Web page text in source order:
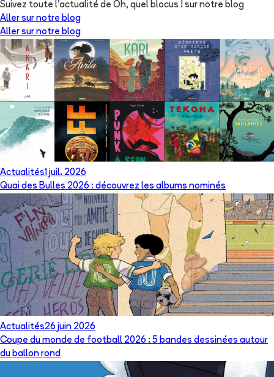
Suivez toute l'actualité de Oh, quel blocus ! sur notre blog
Aller sur notre blog
Aller sur notre blog
Actualités1 juil. 2026
Quai des Bulles 2026 : découvrez les albums nominés
Actualités26 juin 2026
Coupe du monde de football 2026 : 5 bandes dessinées autour
du ballon rond